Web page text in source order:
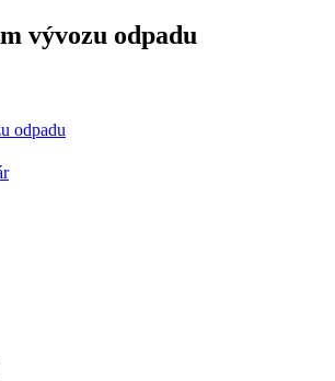
vývozu odpadu
odpadu